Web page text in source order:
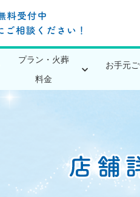
プラン・火葬
料金
お手元